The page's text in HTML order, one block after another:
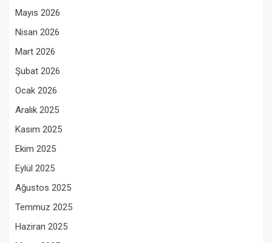
Mayıs 2026
Nisan 2026
Mart 2026
Şubat 2026
Ocak 2026
Aralık 2025
Kasım 2025
Ekim 2025
Eylül 2025
Ağustos 2025
Temmuz 2025
Haziran 2025